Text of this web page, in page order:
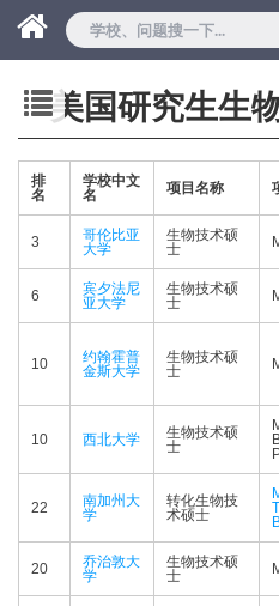
美国研究生生
排
名
学校中文
名
项目名称
3
哥伦比亚
大学
生物技术硕
士
6
宾夕法尼
亚大学
生物技术硕
士
10
约翰霍普
金斯大学
生物技术硕
士
10 西北大学
生物技术硕
士
22
南加州大
学
转化生物技
术硕士
20
乔治敦大
学
生物技术硕
士